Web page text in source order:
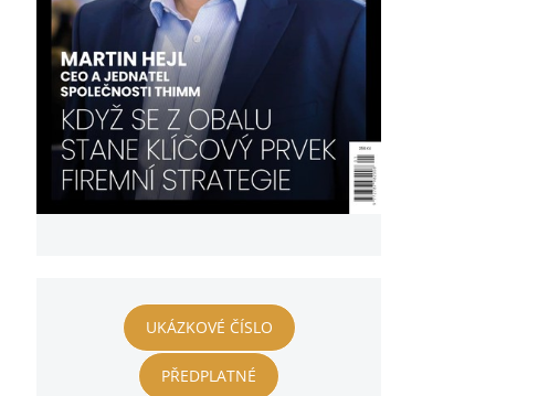
UKÁZKOVÉ ČÍSLO
PŘEDPLATNÉ